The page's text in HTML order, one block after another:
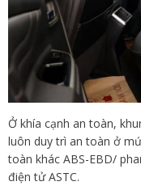
Ở khía cạnh an toàn,
luôn duy trì an toàn ở
toàn khác ABS-EBD/
điện tử ASTC.